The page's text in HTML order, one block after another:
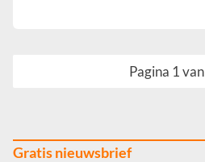
Pagina 1
Gratis nieuwsbrief